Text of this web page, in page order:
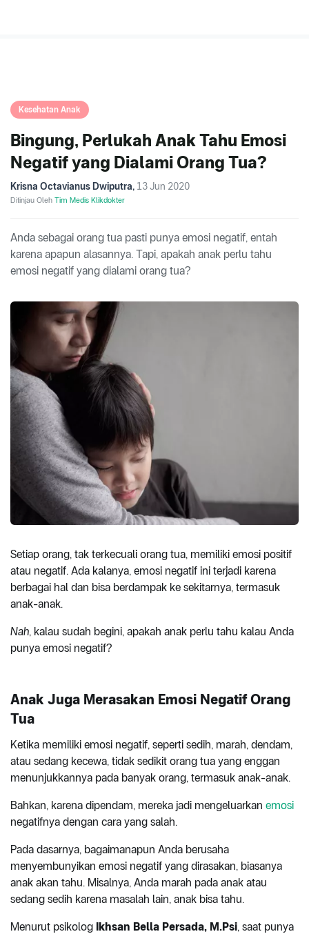
Kesehatan Anak
Bingung, Perlukah Anak Tahu Emosi
Negatif yang Dialami Orang Tua?
Krisna Octavianus Dwiputra, 13 Jun 2020
Ditinjau Oleh Tim Medis Klikdokter
Anda sebagai orang tua pasti punya emosi negatif, entah
karena apapun alasannya. Tapi, apakah anak perlu tahu
emosi negatif yang dialami orang tua?
Setiap orang, tak terkecuali orang tua, memiliki emosi positif
atau negatif. Ada kalanya, emosi negatif ini terjadi karena
berbagai hal dan bisa berdampak ke sekitarnya, termasuk
anak-anak.
Nah, kalau sudah begini, apakah anak perlu tahu kalau Anda
punya emosi negatif?
Anak Juga Merasakan Emosi Negatif Orang
Tua
Ketika memiliki emosi negatif, seperti sedih, marah, dendam,
atau sedang kecewa, tidak sedikit orang tua yang enggan
menunjukkannya pada banyak orang, termasuk anak-anak.
Bahkan, karena dipendam, mereka jadi mengeluarkan emosi
negatifnya dengan cara yang salah.
Pada dasarnya, bagaimanapun Anda berusaha
menyembunyikan emosi negatif yang dirasakan, biasanya
anak akan tahu. Misalnya, Anda marah pada anak atau
sedang sedih karena masalah lain, anak bisa tahu.
Menurut psikolog Ikhsan Bella Persada, M.Psi, saat punya